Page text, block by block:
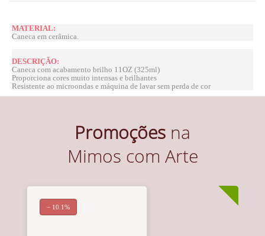
MATERIAL:
Caneca em cerâmica.
DESCRIÇÃO:
Caneca com acabamento brilho 11OZ (325ml)
Proporciona cores muito intensas e brilhantes
Resistente ao microondas e máquina de lavar sem perda de cor
Promoções na
Mimos com Arte
− 10.1%